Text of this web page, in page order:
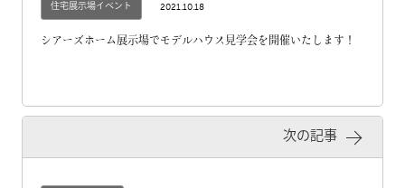
住宅展示場イベント 2021.10.18
シアーズホーム展示場でモデルハウス見学会を開催いたします！
次の記事